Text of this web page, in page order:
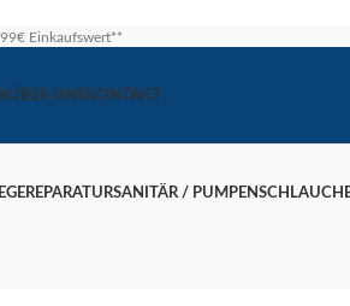
Einkaufswert**
ÜBER UNSKONTAKT
REPARATURSANITÄR / PUMPEN